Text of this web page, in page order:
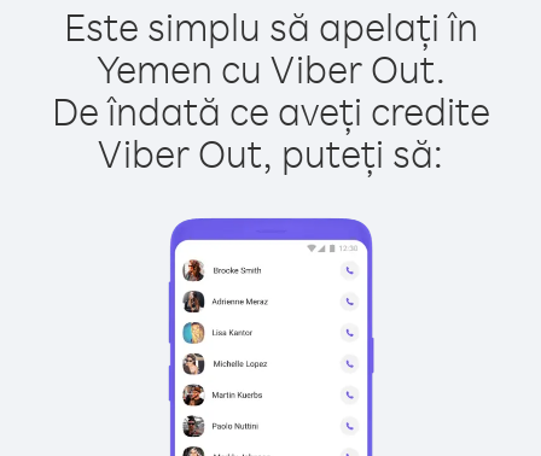
Este simplu să apelați în
Yemen cu Viber Out.
De îndată ce aveți credite
Viber Out, puteți să: